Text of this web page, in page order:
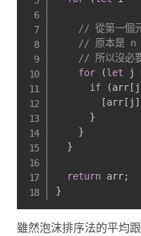
// 從第一個
// 原本是 n
// 所以沒必
for
(let j
if
(arr[ j
[arr[ j ]
}
}
}
return arr;
}
雖然泡沫排序法的平均